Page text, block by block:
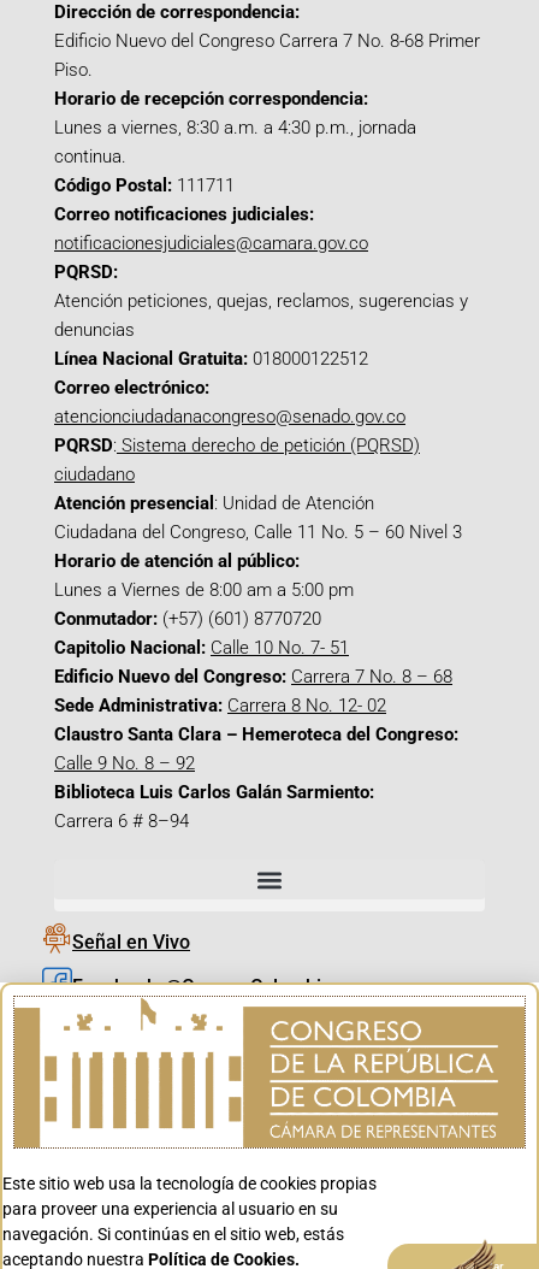
Dirección de correspondencia:
Edificio Nuevo del Congreso Carrera 7 No. 8-68 Primer
Piso.
Horario de recepción correspondencia:
Lunes a viernes, 8:30 a.m. a 4:30 p.m., jornada
continua.
Código Postal: 111711
Correo notificaciones judiciales:
notificacionesjudiciales@camara.gov.co
PQRSD:
Atención peticiones, quejas, reclamos, sugerencias y
denuncias
Línea Nacional Gratuita: 018000122512
Correo electrónico:
atencionciudadanacongreso@senado.gov.co
PQRSD: Sistema derecho de petición (PQRSD)
ciudadano
Atención presencial : Unidad de Atención
Ciudadana del Congreso, Calle 11 No. 5 – 60 Nivel 3
Horario de atención al público:
Lunes a Viernes de 8:00 am a 5:00 pm
Conmutador: (+57) (601) 8770720
Capitolio Nacional: Calle 10 No. 7- 51
Edificio Nuevo del Congreso: Carrera 7 No. 8 – 68
Sede Administrativa: Carrera 8 No. 12- 02
Claustro Santa Clara – Hemeroteca del Congreso:
Calle 9 No. 8 – 92
Biblioteca Luis Carlos Galán Sarmiento:
Carrera 6 # 8–94
Señal en Vivo
Facebook_@CamaraColombia
Instagram_@CamaraColombia
X_@CamaraColombia
Youtube_@CamaraColombia
Youtube_@CanalCongreso
Este sitio web usa la tecnología de cookies propias
para proveer una experiencia al usuario en su
navegación. Si continúas en el sitio web, estás
aceptando nuestra Política de Cookies. Aceptar